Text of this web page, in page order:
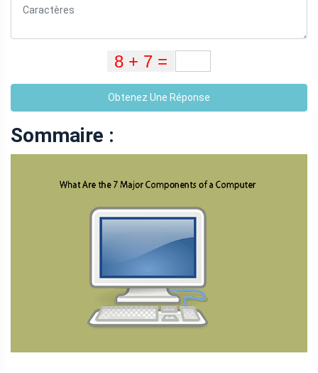
Obtenez Une Réponse
Sommaire :